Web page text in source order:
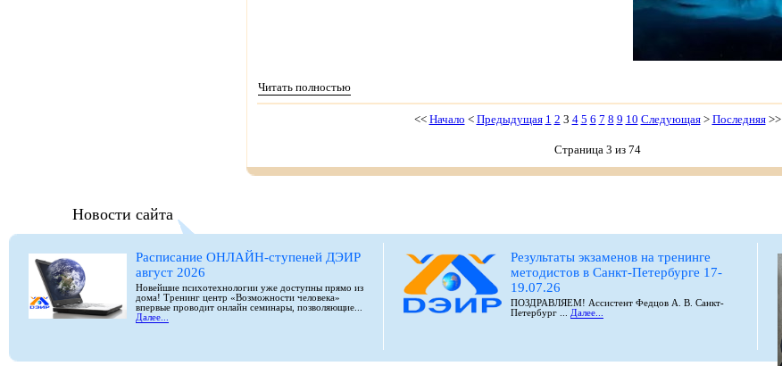
Читать полностью
<< Начало < Предыдущая 1 2 3 4 5 6 7 8 9 10 Следующая> Последняя>>
Страница 3 из 74
Новости сайта
Расписание ОНЛАЙН-ступеней ДЭИР
август 2026
Новейшие психотехнологии уже доступны прямо из
дома! Тренинг центр «Возможности человека»
впервые проводит онлайн семинары, позволяющие...
Далее...
Результаты экзаменов на тренинге
методистов в Санкт-Петербурге 17-
19.07.26
ПОЗДРАВЛЯЕМ! Ассистент Федцов А. В. Санкт-
Петербург ...
Далее...